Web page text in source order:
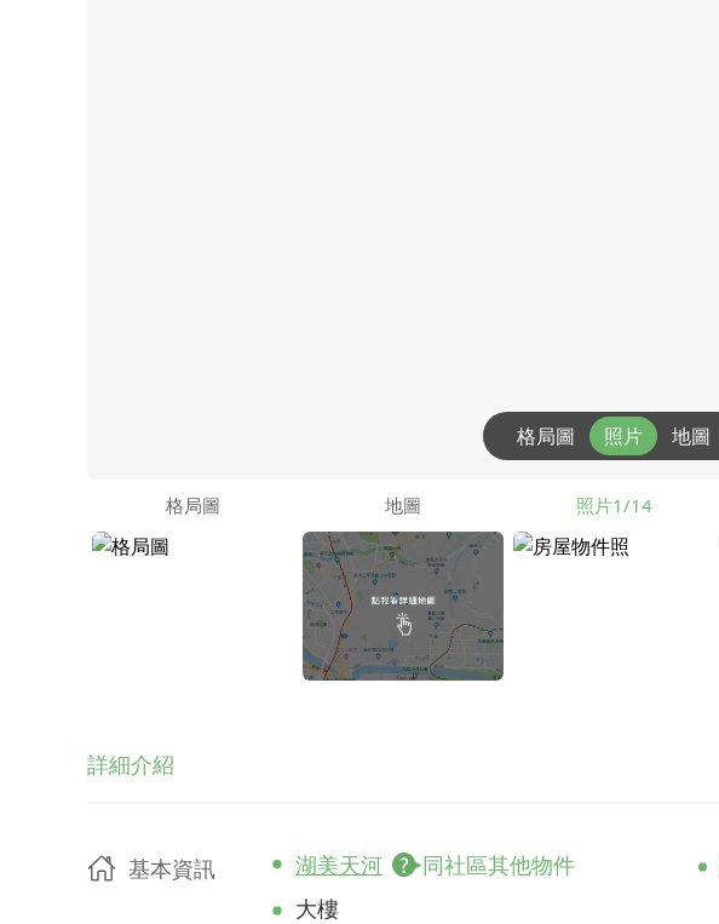
格局圖 照片 地圖
格局圖 地圖 照片1/14
詳細介紹
基本資訊 湖美天河
同社區其他物件
大樓